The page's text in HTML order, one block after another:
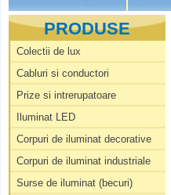
PRODUSE
Colectii de lux
Cabluri si conductori
Prize si intrerupatoare
Iluminat LED
Corpuri de iluminat decorative
Corpuri de iluminat industriale
Surse de iluminat (becuri)